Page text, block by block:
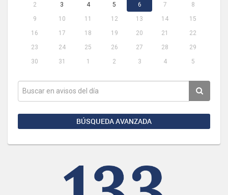
2
3 4 5 6 7
8
9
10 11 12 13 14
15
16
17 18 19 20 21
22
23
24 25 26 27 28
29
30
31 1 2 3 4 5
BÚSQUEDA AVANZADA